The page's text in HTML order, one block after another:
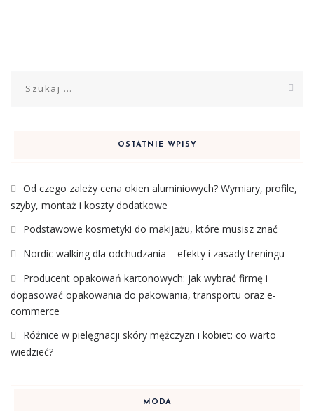
OSTATNIE WPISY
Od czego zależy cena okien aluminiowych? Wymiary, profile,
szyby, montaż i koszty dodatkowe
Podstawowe kosmetyki do makijażu, które musisz znać
Nordic walking dla odchudzania – efekty i zasady treningu
Producent opakowań kartonowych: jak wybrać firmę i
dopasować opakowania do pakowania, transportu oraz e-
commerce
Różnice w pielęgnacji skóry mężczyzn i kobiet: co warto
wiedzieć?
MODA